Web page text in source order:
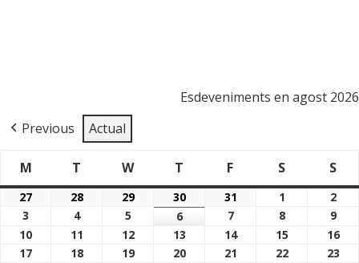
Esdeveniments en agost 2026
Previous
Actual
M
Dilluns
T Dimarts
WDimecres
T F Divendres
S Dissabte
S
27 27/07/2026
28 28/07/2026
2929/07/2026
30 30/07/2026
31 31/07/2026
1 01/08/2026
2
3
03/08/2026
404/08/2026
5 05/08/2026
606/08/2026
7 07/08/2026
8 08/08/2026
9
10 10/08/2026
11 11/08/2026
12 12/08/2026
13 13/08/2026
1414/08/2026
15 15/08/2026
16
17 17/08/2026
18 18/08/2026
19 19/08/2026
20 20/08/2026
21 21/08/2026
22 22/08/2026
23